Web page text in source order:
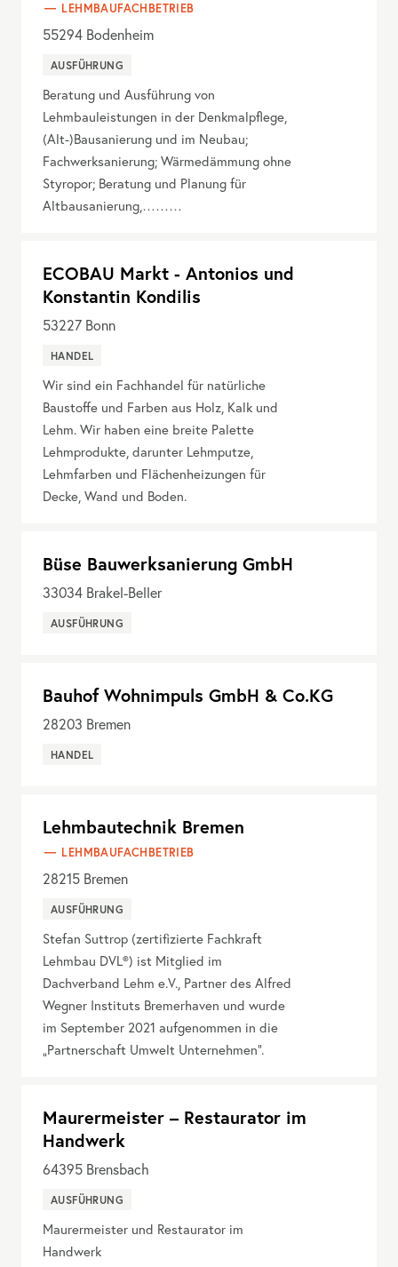
LEHMBAUFACHBETRIEB
55294 Bodenheim
AUSFÜHRUNG
Beratung und Ausführung von
Lehmbauleistungen in der Denkmalpflege,
(Alt-)Bausanierung und im Neubau;
Fachwerksanierung; Wärmedämmung ohne
Styropor; Beratung und Planung für
Altbausanierung,………
ECOBAU Markt - Antonios und
Konstantin Kondilis
53227 Bonn
HANDEL
Wir sind ein Fachhandel für natürliche
Baustoffe und Farben aus Holz, Kalk und
Lehm. Wir haben eine breite Palette
Lehmprodukte, darunter Lehmputze,
Lehmfarben und Flächenheizungen für
Decke, Wand und Boden.
Büse Bauwerksanierung GmbH
33034 Brakel-Beller
AUSFÜHRUNG
Bauhof Wohnimpuls GmbH & Co.KG
28203 Bremen
HANDEL
Lehmbautechnik Bremen
LEHMBAUFACHBETRIEB
28215 Bremen
AUSFÜHRUNG
Stefan Suttrop (zertifizierte Fachkraft
Lehmbau DVL®) ist Mitglied im
Dachverband Lehm e.V., Partner des Alfred
Wegner Instituts Bremerhaven und wurde
im September 2021 aufgenommen in die
„Partnerschaft Umwelt Unternehmen“.
Maurermeister – Restaurator im
Handwerk
64395 Brensbach
AUSFÜHRUNG
Maurermeister und Restaurator im
Handwerk